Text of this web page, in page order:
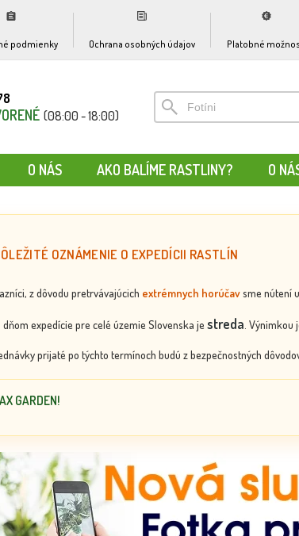
podmienky Ochrana osobných údajov Platobné
(08:00 - 18:00)
O NÁS AKO BALÍME RASTLINY? O
OZNÁMENIE O EXPEDÍCII RASTLÍN
z dôvodu pretrvávajúcich extrémnych horúčavsme nútení
expedície pre celé územie Slovenska je streda . Výnimkou
prijaté po týchto termínoch budú z bezpečnostných
GARDEN!